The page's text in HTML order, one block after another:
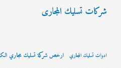
شركات تسليك المجارى
ادوات تسليك المجاري ارخص شركة تسليك مجاري